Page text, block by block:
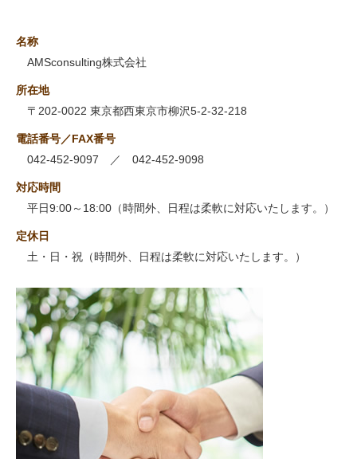
名称
AMSconsulting株式会社
所在地
〒202-0022 東京都西東京市柳沢5-2-32-218
電話番号／FAX番号
042-452-9097 ／ 042-452-9098
対応時間
平日9:00～18:00（時間外、日程は柔軟に対応いたします。）
定休日
土・日・祝（時間外、日程は柔軟に対応いたします。）